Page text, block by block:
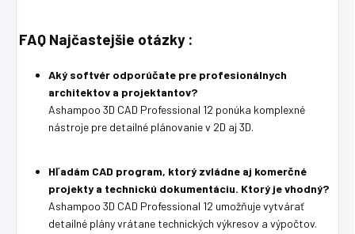
FAQ Najčastejšie otázky :
Aký softvér odporúčate pre profesionálnych
architektov a projektantov?
Ashampoo 3D CAD Professional 12 ponúka komplexné
nástroje pre detailné plánovanie v 2D aj 3D.
Hľadám CAD program, ktorý zvládne aj komerčné
projekty a technickú dokumentáciu. Ktorý je vhodný?
Ashampoo 3D CAD Professional 12 umožňuje vytvárať
detailné plány vrátane technických výkresov a výpočtov.